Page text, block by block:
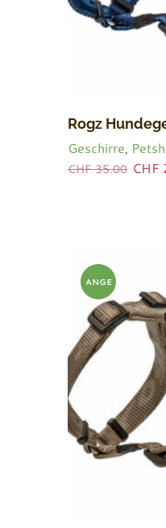
Rogz
Geschirre,
CHF35.00 CHF
ANGE
BOT!